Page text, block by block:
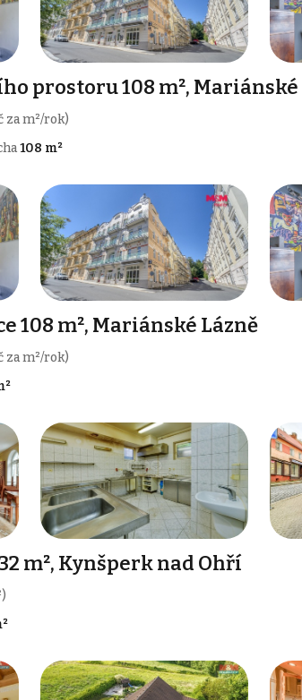
prostoru 108 m², Mariánské
za m²/rok)
108 m²
108 m², Mariánské Lázně
za m²/rok)
m², Kynšperk nad Ohří